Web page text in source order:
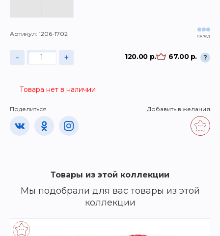
Артикул: 1206-1702 Склад
- + 120.00 р. 67.00 р. ?
Товара нет в наличии
Поделиться Добавить в желания
Товары из этой коллекции
Мы подобрали для вас товары из этой
коллекции